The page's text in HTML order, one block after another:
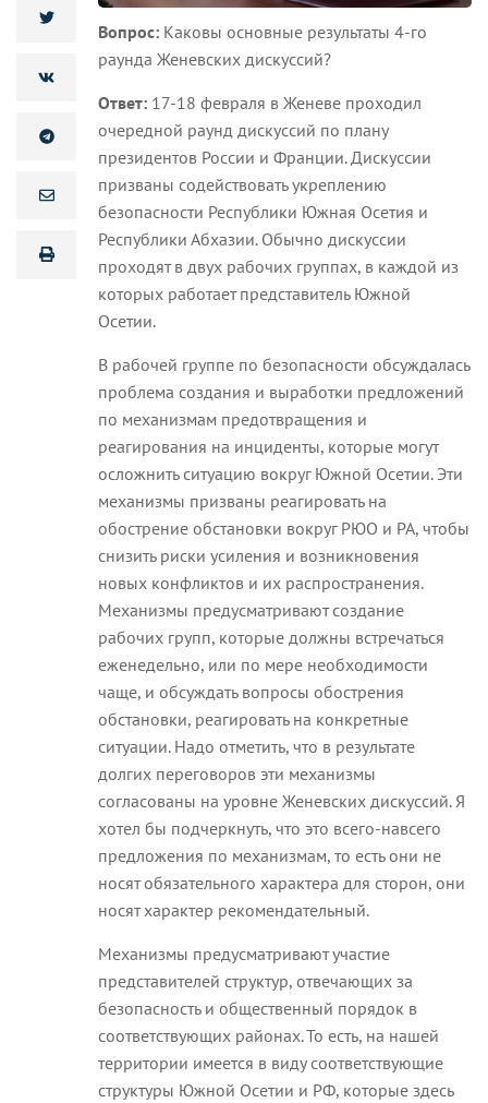
Вопрос: Каковы основные результаты 4-го
раунда Женевских дискуссий?
Ответ: 17-18 февраля в Женеве проходил
очередной раунд дискуссий по плану
президентов России и Франции. Дискуссии
призваны содействовать укреплению
безопасности Республики Южная Осетия и
Республики Абхазии. Обычно дискуссии
проходят в двух рабочих группах, в каждой из
которых работает представитель Южной
Осетии.
В рабочей группе по безопасности обсуждалась
проблема создания и выработки предложений
по механизмам предотвращения и
реагирования на инциденты, которые могут
осложнить ситуацию вокруг Южной Осетии. Эти
механизмы призваны реагировать на
обострение обстановки вокруг РЮО и РА, чтобы
снизить риски усиления и возникновения
новых конфликтов и их распространения.
Механизмы предусматривают создание
рабочих групп, которые должны встречаться
еженедельно, или по мере необходимости
чаще, и обсуждать вопросы обострения
обстановки, реагировать на конкретные
ситуации. Надо отметить, что в результате
долгих переговоров эти механизмы
согласованы на уровне Женевских дискуссий. Я
хотел бы подчеркнуть, что это всего-навсего
предложения по механизмам, то есть они не
носят обязательного характера для сторон, они
носят характер рекомендательный.
Механизмы предусматривают участие
представителей структур, отвечающих за
безопасность и общественный порядок в
соответствующих районах. То есть, на нашей
территории имеется в виду соответствующие
структуры Южной Осетии и РФ, которые здесь